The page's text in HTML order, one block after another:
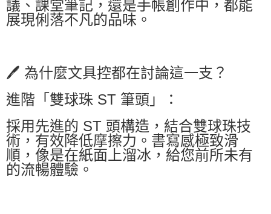
議、課堂筆記，還是手帳創作中，都能
展現俐落不凡的品味。
🖊️ 為什麼文具控都在討論這一支？
進階「雙球珠 ST 筆頭」：
採用先進的 ST 頭構造，結合雙球珠技
術，有效降低摩擦力。書寫感極致滑
順，像是在紙面上溜冰，給您前所未有
的流暢體驗。